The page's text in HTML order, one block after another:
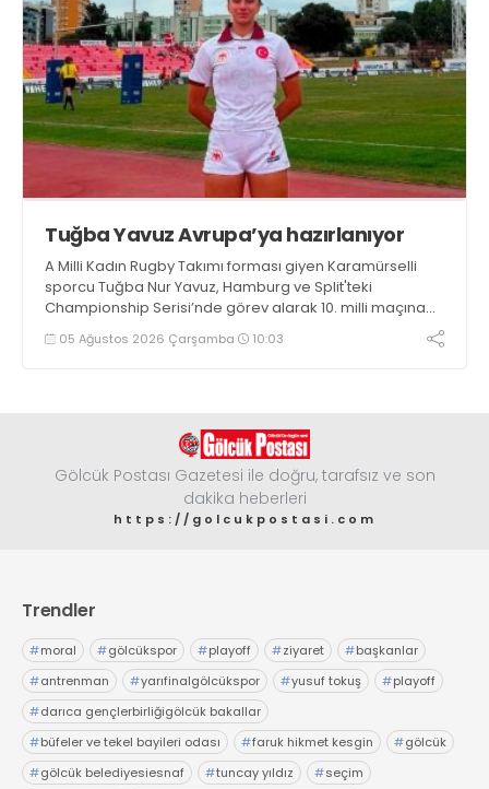
Tuğba Yavuz Avrupa’ya hazırlanıyor
A Milli Kadın Rugby Takımı forması giyen Karamürselli
sporcu Tuğba Nur Yavuz, Hamburg ve Split'teki
Championship Serisi’nde görev alarak 10. milli maçına
çıkma eşiğini geride bıraktı
05 Ağustos 2026 Çarşamba 10:03
Gölcük Postası Gazetesi ile doğru, tarafsız ve son
dakika heberleri
https://golcukpostasi.com
Trendler
#moral #gölcükspor #playoff #ziyaret #başkanlar
#antrenman #yarıfinalgölcükspor #yusuf tokuş #playoff
#darıca gençlerbirliğigölcük bakallar
#büfeler ve tekel bayileri odası #faruk hikmet kesgin #gölcük
#gölcük belediyesiesnaf #tuncay yıldız #seçim